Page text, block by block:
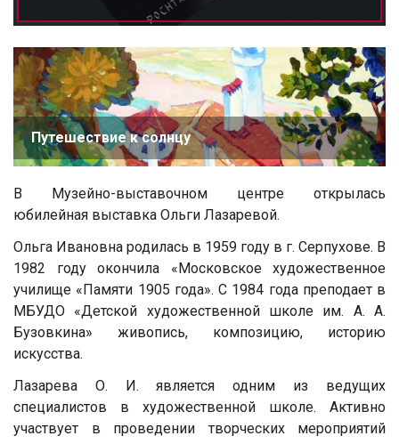
Путешествие к солнцу
В Музейно-выставочном центре открылась
юбилейная выставка Ольги Лазаревой.
Ольга Ивановна родилась в 1959 году в г. Серпухове. В
1982 году окончила «Московское художественное
училище «Памяти 1905 года». С 1984 года преподает в
МБУДО «Детской художественной школе им. А. А.
Бузовкина» живопись, композицию, историю
искусства.
Лазарева О. И. является одним из ведущих
специалистов в художественной школе. Активно
участвует в проведении творческих мероприятий